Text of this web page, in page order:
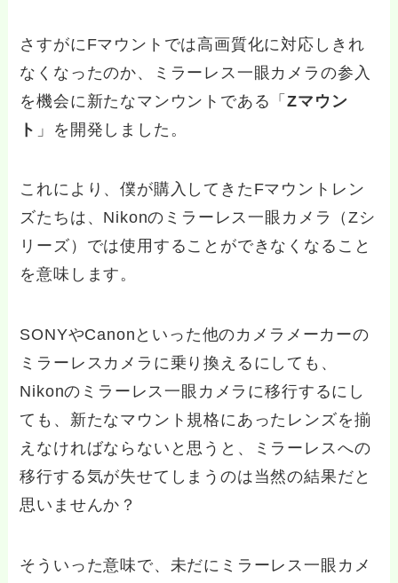
さすがにFマウントでは高画質化に対応しきれ
なくなったのか、ミラーレス一眼カメラの参入
を機会に新たなマンウントである「Zマウン
ト 」を開発しました。
これにより、僕が購入してきたFマウントレン
ズたちは、Nikonのミラーレス一眼カメラ（Zシ
リーズ）では使用することができなくなること
を意味します。
SONYやCanonといった他のカメラメーカーの
ミラーレスカメラに乗り換えるにしても、
Nikonのミラーレス一眼カメラに移行するにし
ても、新たなマウント規格にあったレンズを揃
えなければならないと思うと、ミラーレスへの
移行する気が失せてしまうのは当然の結果だと
思いませんか？
そういった意味で、未だにミラーレス一眼カメ